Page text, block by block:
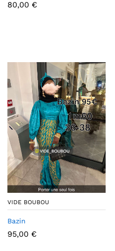
80,00 €
VIDE BOUBOU
Bazin
95,00 €